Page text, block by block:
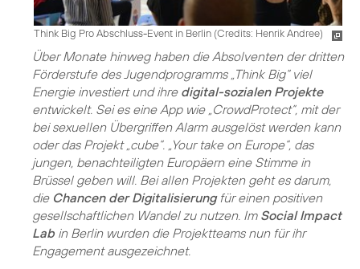
Think Big Pro Abschluss-Event in Berlin (Credits: Henrik Andree)
Über Monate hinweg haben die Absolventen der dritten
Förderstufe des Jugendprogramms „Think Big“ viel
Energie investiert und ihre digital-sozialen Projekte
entwickelt. Sei es eine App wie „CrowdProtect“, mit der
bei sexuellen Übergriffen Alarm ausgelöst werden kann
oder das Projekt „cube“. „Your take on Europe“, das
jungen, benachteiligten Europäern eine Stimme in
Brüssel geben will. Bei allen Projekten geht es darum,
die Chancen der Digitalisierungfür einen positiven
gesellschaftlichen Wandel zu nutzen. Im Social Impact
Lab in Berlin wurden die Projektteams nun für ihr
Engagement ausgezeichnet.